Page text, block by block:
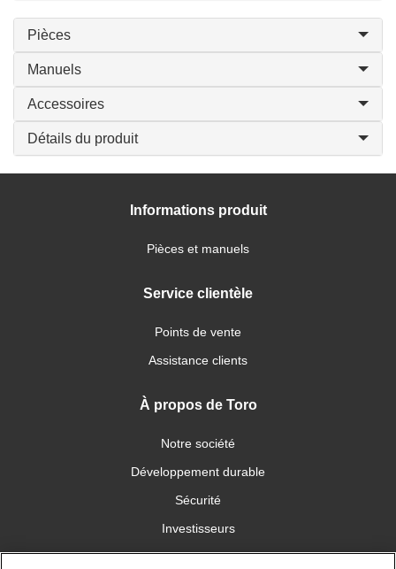
Pièces
Manuels
Accessoires
Détails du produit
Informations produit
Pièces et manuels
Service clientèle
Points de vente
Assistance clients
À propos de Toro
Notre société
Développement durable
Sécurité
Investisseurs
Carrières